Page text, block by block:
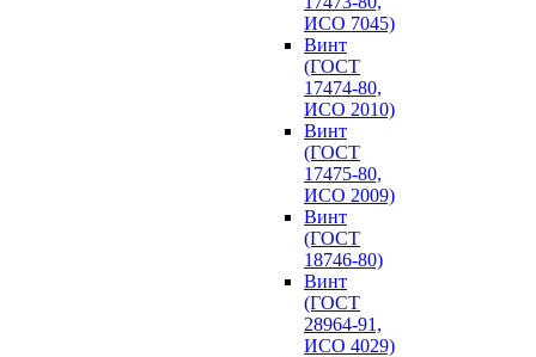
ИСО 7045)
Винт
(ГОСТ
17474-80,
ИСО 2010)
Винт
(ГОСТ
17475-80,
ИСО 2009)
Винт
(ГОСТ
18746-80)
Винт
(ГОСТ
28964-91,
ИСО 4029)